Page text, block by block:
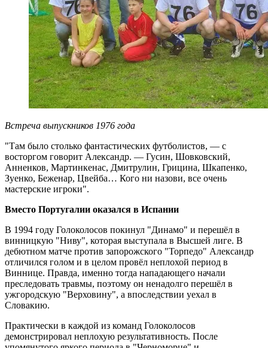
Встреча выпускников 1976 года
"Там было столько фантастических футболистов, — с
восторгом говорит Александр. — Гусин, Шовковский,
Анненков, Мартинкенас, Дмитрулин, Грицина, Шкапенко,
Зуенко, Беженар, Цвейба… Кого ни назови, все очень
мастерские игроки".
Вместо Португалии оказался в Испании
В 1994 году Голоколосов покинул "Динамо" и перешёл в
винницкую "Ниву", которая выступала в Высшей лиге. В
дебютном матче против запорожского "Торпедо" Александр
отличился голом и в целом провёл неплохой период в
Виннице. Правда, именно тогда нападающего начали
преследовать травмы, поэтому он ненадолго перешёл в
ужгородскую "Верховину", а впоследствии уехал в
Словакию.
Практически в каждой из команд Голоколосов
демонстрировал неплохую результативность. После